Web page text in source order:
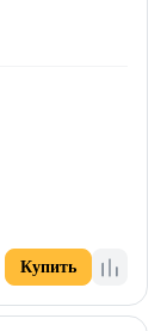
Купить